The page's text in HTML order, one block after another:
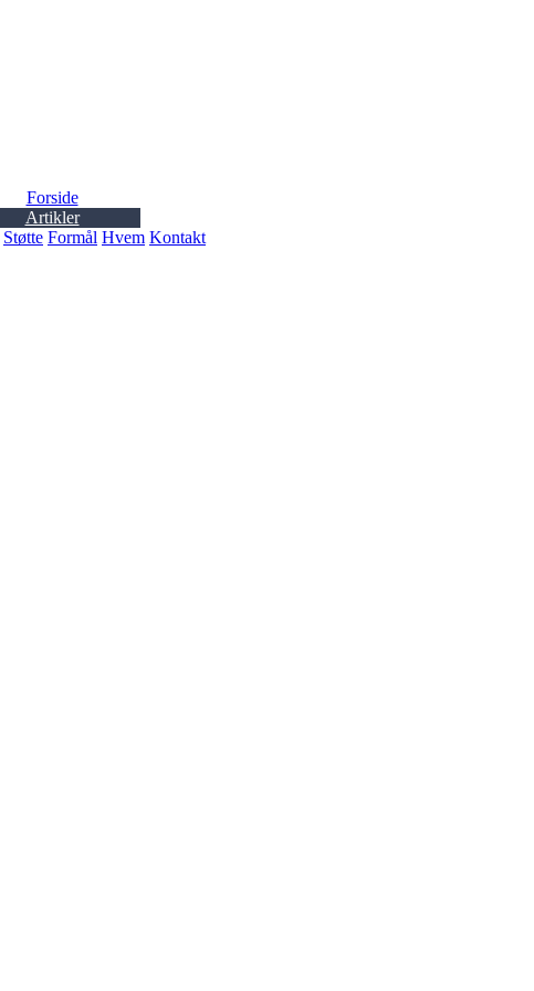
Forside
Artikler
Støtte Formål Hvem Kontakt